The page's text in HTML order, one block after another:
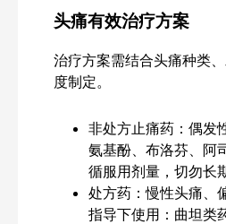
头痛有效治疗方案
治疗方案需结合头痛种类
度制定。
非处方止痛药：偶发
氨基酚、布洛芬、阿
循服用剂量，切勿长
处方药：慢性头痛、
指导下使用：曲坦类